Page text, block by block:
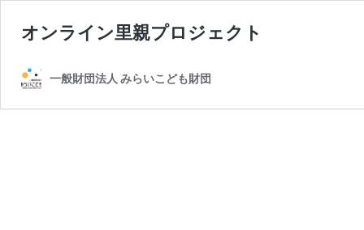
オンライン里親プロジェクト
一般財団法人 みらいこども財団